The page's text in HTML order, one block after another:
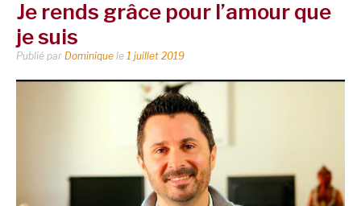
Je rends grâce pour l’amour que
je suis
Publié par Dominique le 1 juillet 2019